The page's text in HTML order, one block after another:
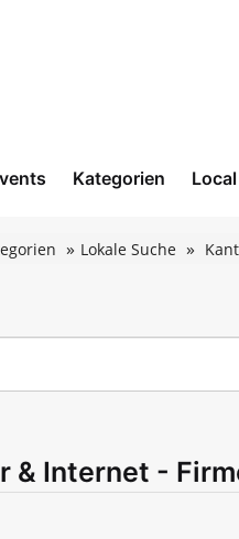
Kategorien Local
Lokale Suche
& Internet -